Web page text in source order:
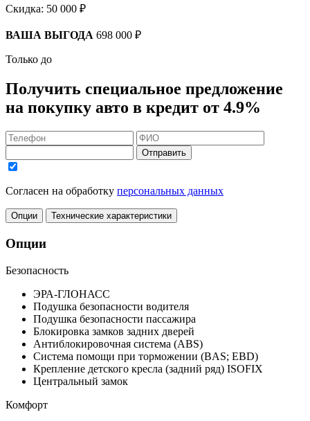
Скидка: 50 000 ₽
ВАША ВЫГОДА 698 000 ₽
Только до
Получить специальное предложение
на покупку авто в кредит от 4.9%
Отправить
Согласен на обработку персональных данных
Опции Технические характеристики
Опции
Безопасность
ЭРА-ГЛОНАСС
Подушка безопасности водителя
Подушка безопасности пассажира
Блокировка замков задних дверей
Антиблокировочная система (ABS)
Система помощи при торможении (BAS; EBD)
Крепление детского кресла (задний ряд) ISOFIX
Центральный замок
Комфорт